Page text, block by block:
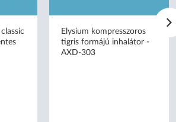
Elysium kompresszoros
tigris formájú inhalátor -
AXD-303